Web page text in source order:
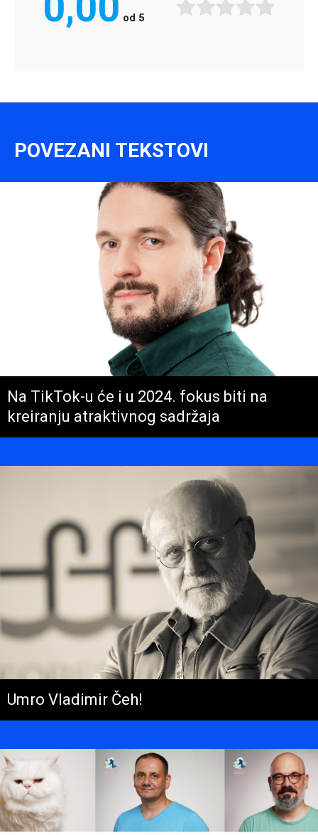
od 5
POVEZANI TEKSTOVI
Na TikTok-u će i u 2024. fokus biti na
kreiranju atraktivnog sadržaja
Umro Vladimir Čeh!